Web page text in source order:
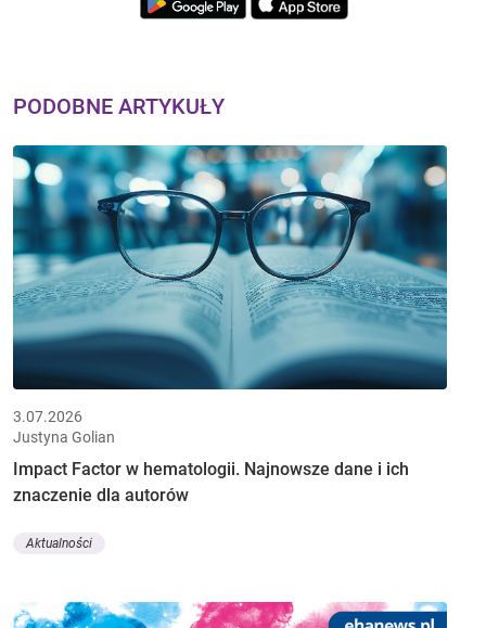
PODOBNE ARTYKUŁY
3.07.2026
Justyna Golian
Impact Factor w hematologii. Najnowsze dane i ich
znaczenie dla autorów
Aktualności